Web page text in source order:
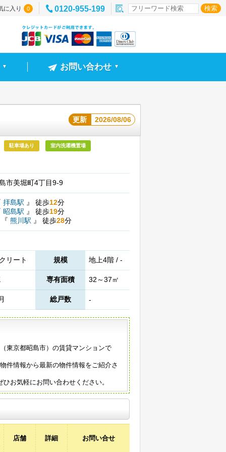
に入り 0 0120-955-199
▼ お問い合わせ ▼
更新 2026/08/06
駐車場あり 室内洗濯機置場
市美堀町4丁目9-9
拝島駅 』 徒歩12分
昭島駅 』 徒歩19分
『 熊川駅 』 徒歩28分
リート 規模 地上4階 / -
専有面積 32～37㎡
総戸数 -
東京都昭島市）の賃貸マンションで
件情報から最新の物件情報をご紹介さ
お気軽にお問い合わせください。
店舗 詳細 お問い合せ